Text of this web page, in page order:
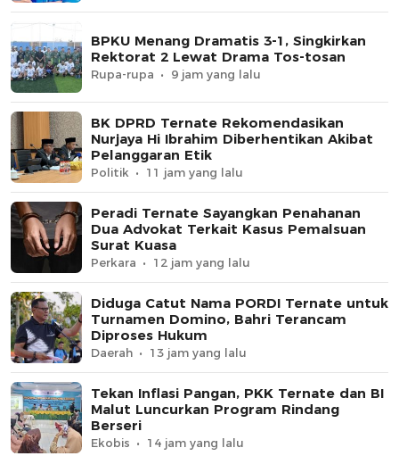
BPKU Menang Dramatis 3-1, Singkirkan
Rektorat 2 Lewat Drama Tos-tosan
Rupa-rupa 9 jam yang lalu
BK DPRD Ternate Rekomendasikan
Nurjaya Hi Ibrahim Diberhentikan Akibat
Pelanggaran Etik
Politik 11 jam yang lalu
Peradi Ternate Sayangkan Penahanan
Dua Advokat Terkait Kasus Pemalsuan
Surat Kuasa
Perkara 12 jam yang lalu
Diduga Catut Nama PORDI Ternate untuk
Turnamen Domino, Bahri Terancam
Diproses Hukum
Daerah 13 jam yang lalu
Tekan Inflasi Pangan, PKK Ternate dan BI
Malut Luncurkan Program Rindang
Berseri
Ekobis 14 jam yang lalu